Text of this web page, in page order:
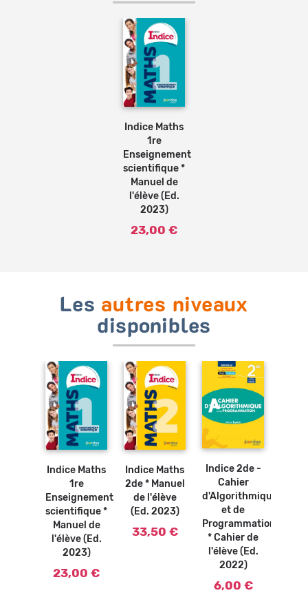
Ajouter
au
Indice Maths
1re
Enseignement
scientifique *
Manuel de
l'élève (Ed.
2023)
23,00 €
Les autres niveaux
disponibles
Ajouter
au
Indice Maths
1re
Enseignement
scientifique *
Manuel de
l'élève (Ed.
2023)
23,00 €
Ajouter
au
Indice Maths
2de * Manuel
de l'élève
(Ed. 2023)
33,50 €
Ajouter
au
Indice 2de -
Cahier
d'Algorithmique
et de
Programmation
* Cahier de
l'élève (Ed.
2022)
6,00 €